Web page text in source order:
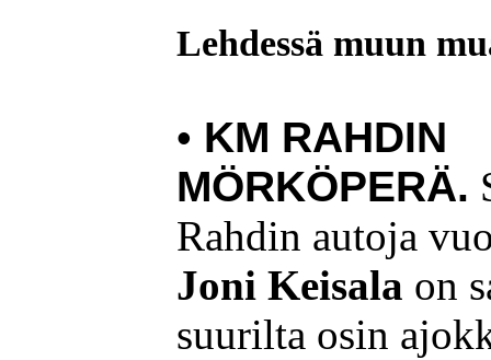
Lehdessä muun
• KM RAHDIN
MÖRKÖPERÄ.
Rahdin autoja
Joni Keisala on
suurilta osin